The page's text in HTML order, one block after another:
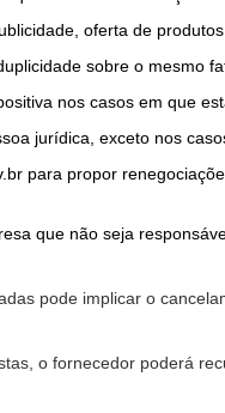
oferta de
sobre o mesmo
nos casos em que
jurídica, exceto nos
para propor
que não seja
pode implicar o
o fornecedor poderá